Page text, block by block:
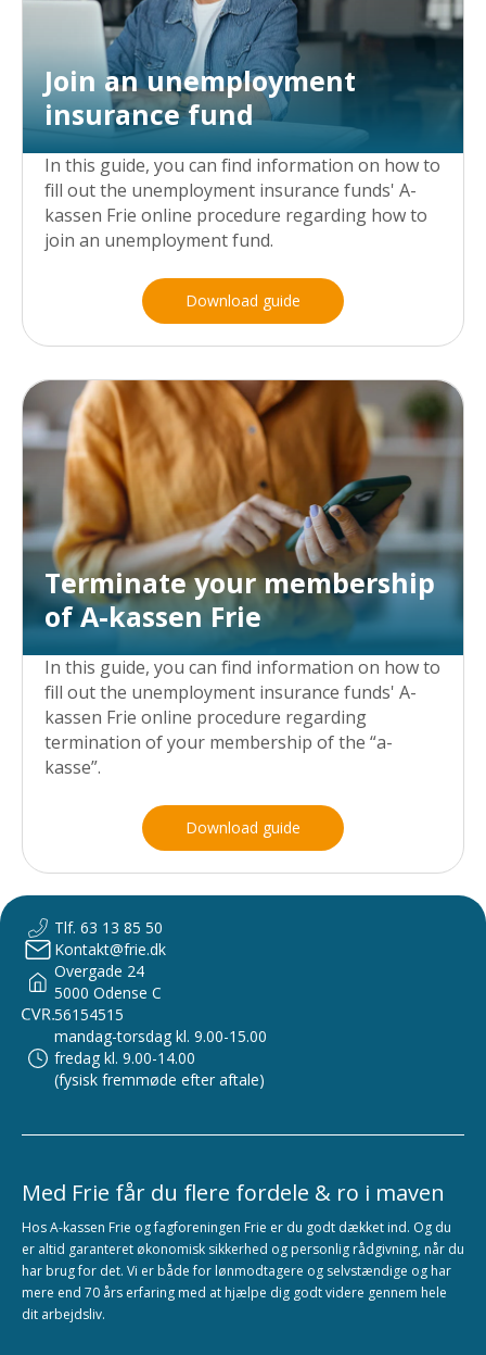
Join an unemployment
insurance fund
In this guide, you can find information on how to
fill out the unemployment insurance funds' A-
kassen Frie online procedure regarding how to
join an unemployment fund.
Download guide
Terminate your membership
of A-kassen Frie
In this guide, you can find information on how to
fill out the unemployment insurance funds' A-
kassen Frie online procedure regarding
termination of your membership of the “a-
kasse”.
Download guide
Tlf. 63 13 85 50
Kontakt@frie.dk
Overgade 24
5000 Odense C
56154515
mandag-torsdag kl. 9.00-15.00
fredag kl. 9.00-14.00
(fysisk fremmøde efter aftale)
Med Frie får du flere fordele & ro i maven
Hos A-kassen Frie og fagforeningen Frie er du godt dækket ind. Og du
er altid garanteret økonomisk sikkerhed og personlig rådgivning, når du
har brug for det. Vi er både for lønmodtagere og selvstændige og har
mere end 70 års erfaring med at hjælpe dig godt videre gennem hele
dit arbejdsliv.